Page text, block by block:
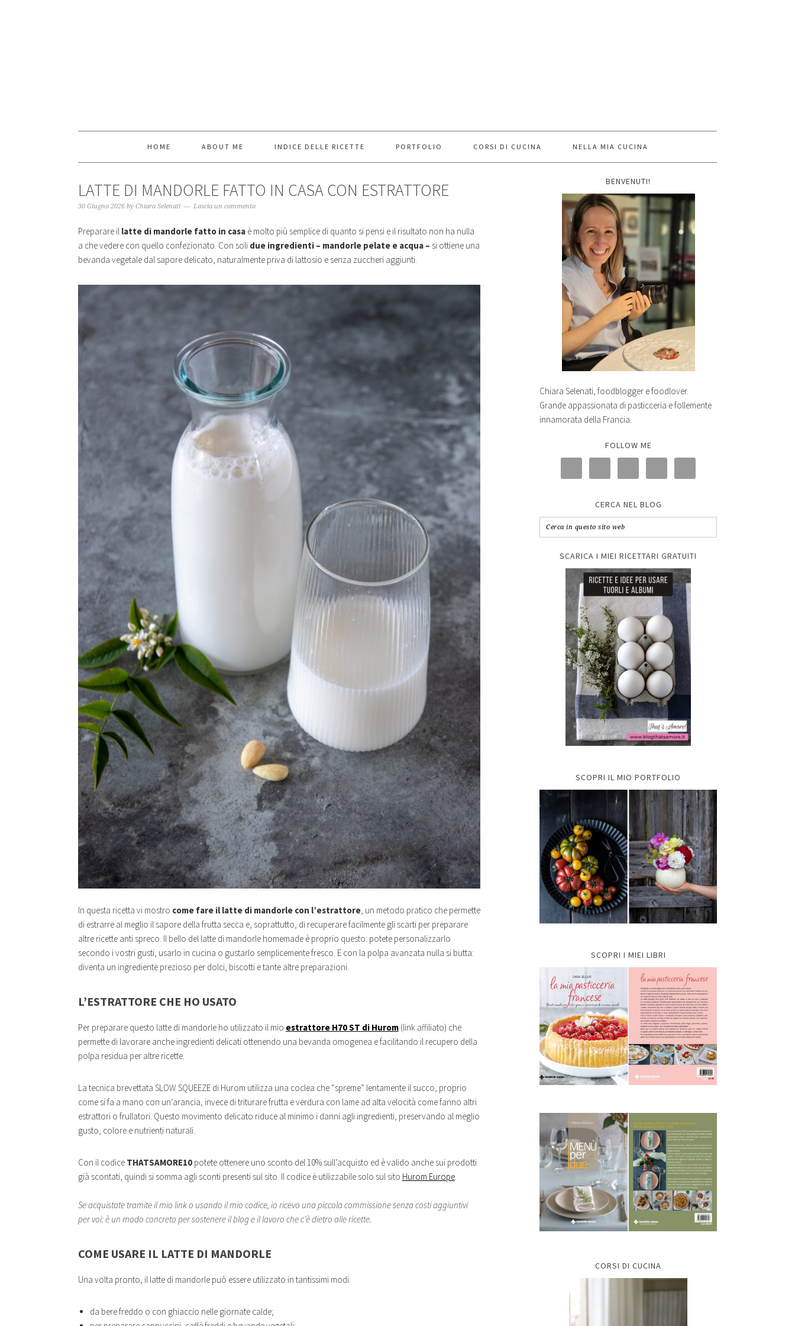
HOME ABOUT ME INDICE DELLE RICETTE PORTFOLIO CORSI DI CUCINA NELLA MIA CUCINA
LATTE DI MANDORLE FATTO IN CASA CON ESTRATTORE
30 Giugno 2026 by Chiara Selenati Lascia un commento
Preparare il latte di mandorle fatto in casa è molto più semplice di quanto si pensi e il risultato non ha nulla
a che vedere con quello confezionato. Con soli due ingredienti – mandorle pelate e acqua – si ottiene una
bevanda vegetale dal sapore delicato, naturalmente priva di lattosio e senza zuccheri aggiunti.
In questa ricetta vi mostro come fare il latte di mandorle con l’estrattore, un metodo pratico che permette
di estrarre al meglio il sapore della frutta secca e, soprattutto, di recuperare facilmente gli scarti per preparare
altre ricette anti spreco. Il bello del latte di mandorle homemade è proprio questo: potete personalizzarlo
secondo i vostri gusti, usarlo in cucina o gustarlo semplicemente fresco. E con la polpa avanzata nulla si butta:
diventa un ingrediente prezioso per dolci, biscotti e tante altre preparazioni.
L’ESTRATTORE CHE HO USATO
Per preparare questo latte di mandorle ho utilizzato il mio estrattore H70 ST di Hurom (link affiliato) che
permette di lavorare anche ingredienti delicati ottenendo una bevanda omogenea e facilitando il recupero della
polpa residua per altre ricette.
La tecnica brevettata SLOW SQUEEZE di Hurom utilizza una coclea che “spreme” lentamente il succo, proprio
come si fa a mano con un’arancia, invece di triturare frutta e verdura con lame ad alta velocità come fanno altri
estrattori o frullatori. Questo movimento delicato riduce al minimo i danni agli ingredienti, preservando al meglio
gusto, colore e nutrienti naturali.
Con il codice THATSAMORE10 potete ottenere uno sconto del 10% sull’acquisto ed è valido anche sui prodotti
già scontati, quindi si somma agli sconti presenti sul sito. Il codice è utilizzabile solo sul sito Hurom Europe.
Se acquistate tramite il mio link o usando il mio codice, io ricevo una piccola commissione senza costi aggiuntivi
per voi: è un modo concreto per sostenere il blog e il lavoro che c’è dietro alle ricette.
COME USARE IL LATTE DI MANDORLE
Una volta pronto, il latte di mandorle può essere utilizzato in tantissimi modi:
da bere freddo o con ghiaccio nelle giornate calde;
BENVENUTI!
Chiara Selenati, foodblogger e foodlover.
Grande appassionata di pasticceria e follemente
innamorata della Francia.
FOLLOW ME
CERCA NEL BLOG
SCARICA I MIEI RICETTARI GRATUITI
SCOPRI IL MIO PORTFOLIO
SCOPRI I MIEI LIBRI
CORSI DI CUCINA